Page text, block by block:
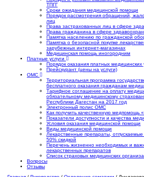
ТПГГ
Сроки ожидания медицинской помощи
Порядок рассмотрения обращений,
лиц
Права застрахованных лиц в сфере
Права гражданина в сфере
Памятка населению по гражданской
Памятка о безопасной покупке
зарубежных интернет-магазинах
Медицинская помощь иногородним
Платные услуги
Порядок оказания платных медицинских
Прейскурант (цены на услуги)
ОМС
Территориальная программа
бесплатного оказания гражданам
Тарифное соглашение на оплату
обязательному медицинскому
Республики Дагестан на 2017 год
Электронный полис ОМС
Как получить качественную медпомощь
Показатели доступности и качества
Условия оказания медицинской помощи
Виды медицинской помощи
Лекарственные препараты,
50% скидкой
Перечень жизненно необходимых и
лекарственных препаратов
Список страховых медицинских
Вопросы
Отзывы